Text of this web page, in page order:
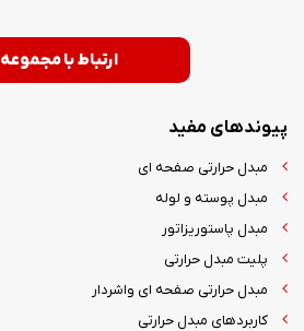
ارتباط با مجموعه
پیوندهای مفید
مبدل حرارتی صفحه ای
مبدل پوسته و لوله
مبدل پاستوریزاتور
پلیت مبدل حرارتی
مبدل حرارتی صفحه ای واشردار
کاربردهای مبدل حرارتی